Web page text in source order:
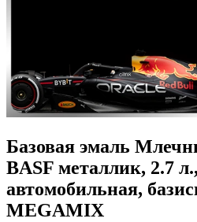
Базовая эмаль
BASF металлик, 2.7
автомобильная,
MEGAMIX